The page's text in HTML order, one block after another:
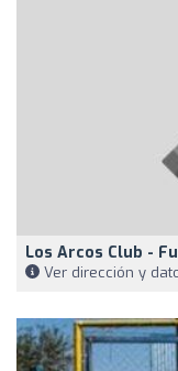
Los Arcos Club -
Ver dirección y